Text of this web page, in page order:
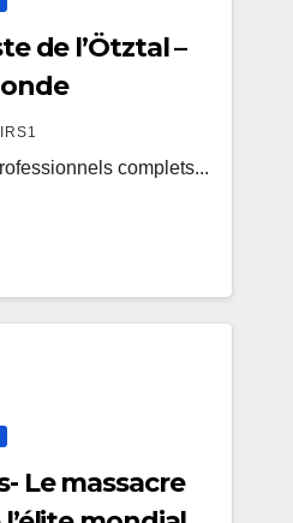
de l’Ötztal –
complets...
Le massacre